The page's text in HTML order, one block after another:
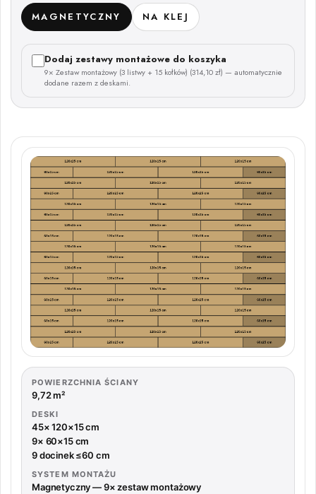
MAGNETYCZNY NA KLEJ
Dodaj zestawy montażowe do koszyka
9× Zestaw montażowy (3 listwy + 15 kołków) (314,10 zł) — automatycznie
dodane razem z deskami.
POWIERZCHNIA ŚCIANY
9,72 m²
DESKI
45× 120×15 cm
9× 60×15 cm
9 docinek ≤60 cm
SYSTEM MONTAŻU
Magnetyczny — 9× zestaw montażowy